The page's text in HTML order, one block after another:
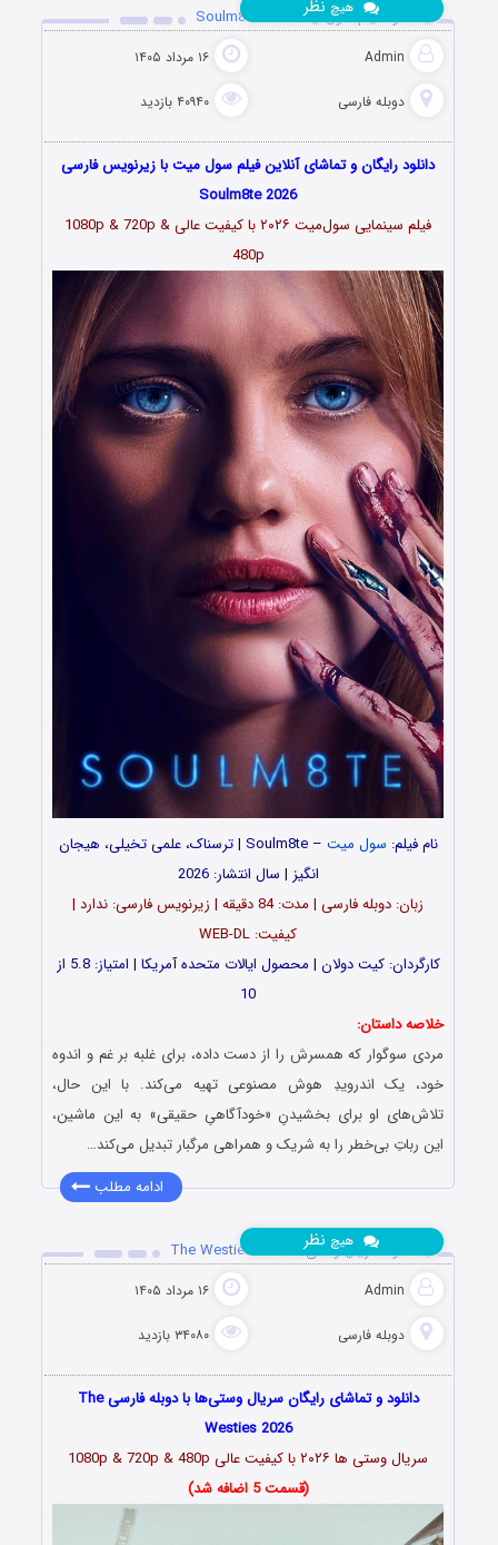
دانلود فیلم سول‌میت Soulm8te 2026
Admin ۱۶ مرداد ۱۴۰۵
دوبله فارسی ۴۰۹۴۰ بازدید
هیچ نظر
دانلود رایگان و تماشای آنلاین فیلم سول میت با زیرنویس فارسی
Soulm8te 2026
فیلم سینمایی سول‌میت ۲۰۲۶
با کیفیت عالی 1080p & 720p &
480p
نام فیلم: سول میت
– Soulm8te | ترسناک، علمی تخیلی، هیجان
انگیز | سال انتشار: 2026
زبان: دوبله فارسی | مدت: 84 دقیقه | زیرنویس فارسی: ندارد |
کیفیت: WEB-DL
کارگردان: کیت دولان | محصول ایالات متحده آمریکا | امتیاز: 5.8 از
10
خلاصه داستان:
مردی سوگوار که همسرش را از دست داده، برای غلبه بر غم و اندوه
خود، یک اندرویدِ هوش مصنوعی تهیه می‌کند. با این حال،
تلاش‌های او برای بخشیدنِ «خودآگاهیِ حقیقی» به این ماشین،
این رباتِ بی‌خطر را به شریک و همراهی مرگبار تبدیل می‌کند…
ادامه مطلب
دانلود سریال وستی‌ها The Westies 2026
Admin ۱۶ مرداد ۱۴۰۵
دوبله فارسی ۳۴۰۸۰ بازدید
هیچ نظر
دانلود و تماشای رایگان سریال وستی‌ها با دوبله فارسی The
Westies 2026
سریال وستی ها ۲۰۲۶با کیفیت عالی 1080p & 720p & 480p
(قسمت 5 اضافه شد)